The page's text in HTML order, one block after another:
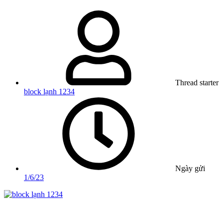
Thread starter
block lạnh 1234
Ngày gửi
1/6/23